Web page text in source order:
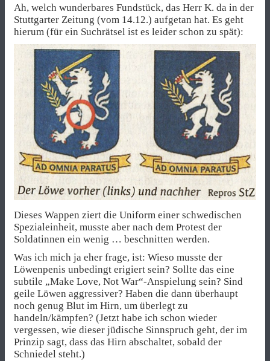
Ah, welch wunderbares Fundstück, das Herr K. da in der
Stuttgarter Zeitung (vom 14.12.) aufgetan hat. Es geht
hierum (für ein Suchrätsel ist es leider schon zu spät):
Dieses Wappen ziert die Uniform einer schwedischen
Spezialeinheit, musste aber nach dem Protest der
Soldatinnen ein wenig … beschnitten werden.
Was ich mich ja eher frage, ist: Wieso musste der
Löwenpenis unbedingt erigiert sein? Sollte das eine
subtile „Make Love, Not War“-Anspielung sein? Sind
geile Löwen aggressiver? Haben die dann überhaupt
noch genug Blut im Hirn, um überlegt zu
handeln/kämpfen? (Jetzt habe ich schon wieder
vergessen, wie dieser jüdische Sinnspruch geht, der im
Prinzip sagt, dass das Hirn abschaltet, sobald der
Schniedel steht.)